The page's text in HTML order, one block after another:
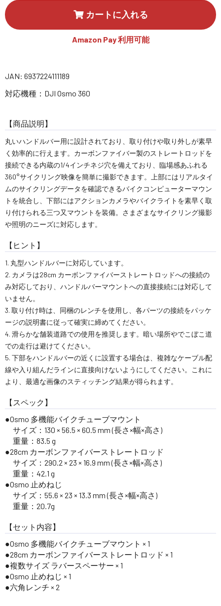
SEKIDO
カートに入れる
Amazon Pay 利用可能
JAN: 6937224111189
対応機種：DJI Osmo 360
【商品説明】
丸いハンドルバー用に設計されており、取り付けや取り外しが素早
く効率的に行えます。カーボンファイバー製のストレートロッドを
接続できる内蔵の1/4インチネジ穴を備えており、臨場感あふれる
360°サイクリング映像を簡単に撮影できます。上部にはリアルタイ
ムのサイクリングデータを確認できるバイクコンピューターマウン
トを統合し、下部にはアクションカメラやバイクライトを素早く取
り付けられる三つ又マウントを装備。さまざまなサイクリング撮影
や照明のニーズに対応します。
【ヒント】
1. 丸型ハンドルバーに対応しています。
2. カメラは28cm カーボンファイバーストレートロッドへの接続の
み対応しており、ハンドルバーマウントへの直接接続には対応して
いません。
3. 取り付け時は、同梱のレンチを使用し、各パーツの接続をパッケ
ージの説明書に従って確実に締めてください。
4. 滑らかな舗装道路での使用を推奨します。暗い場所やでこぼこ道
での走行は避けてください。
5. 下部をハンドルバーの近くに設置する場合は、複雑なケーブル配
線や入り組んだラインに直接向けないようにしてください。これに
より、最適な画像のスティッチング結果が得られます。
【スペック】
Osmo 多機能バイクチューブマウント
サイズ：130 × 56.5 × 60.5 mm (長さ×幅×高さ)
重量：83.5 g
28cm カーボンファイバーストレートロッド
サイズ：290.2 × 23 × 16.9 mm (長さ×幅×高さ)
重量：42.1 g
Osmo 止めねじ
サイズ：55.6 × 23 × 13.3 mm (長さ×幅×高さ)
重量：20.7g
【セット内容】
Osmo 多機能バイクチューブマウント × 1
28cm カーボンファイバーストレートロッド × 1
複数サイズ ラバースペーサー × 1
Osmo 止めねじ × 1
六角レンチ × 2